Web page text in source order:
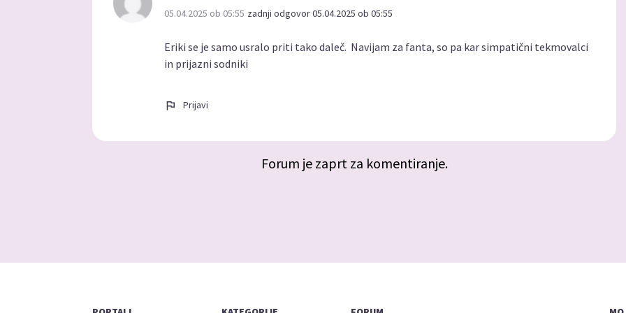
05.04.2025 ob 05:55 zadnji odgovor 05.04.2025 ob 05:55
Eriki se je samo usralo priti tako daleč. Navijam za fanta, so pa kar simpatični tekmovalci
in prijazni sodniki
Prijavi
Forum je zaprt za komentiranje.